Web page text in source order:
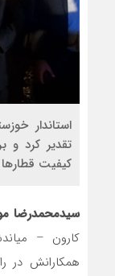
استاندار
تقدیر کرد
کیفیت قطارها
سیدمحمدرضا
کارون –
همکارانش در